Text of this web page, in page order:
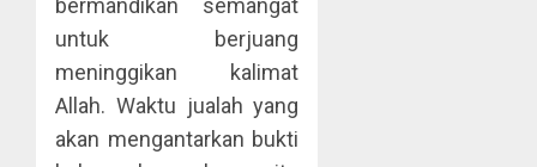
bermandikan semangat
untuk berjuang
meninggikan kalimat
Allah. Waktu jualah yang
akan mengantarkan bukti